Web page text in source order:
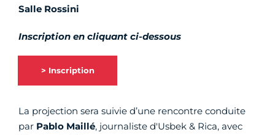
Salle Rossini
Inscription en cliquant ci-dessous
> Inscription
La projection sera suivie d’une rencontre conduite
par Pablo Maillé, journaliste d'Usbek & Rica, avec